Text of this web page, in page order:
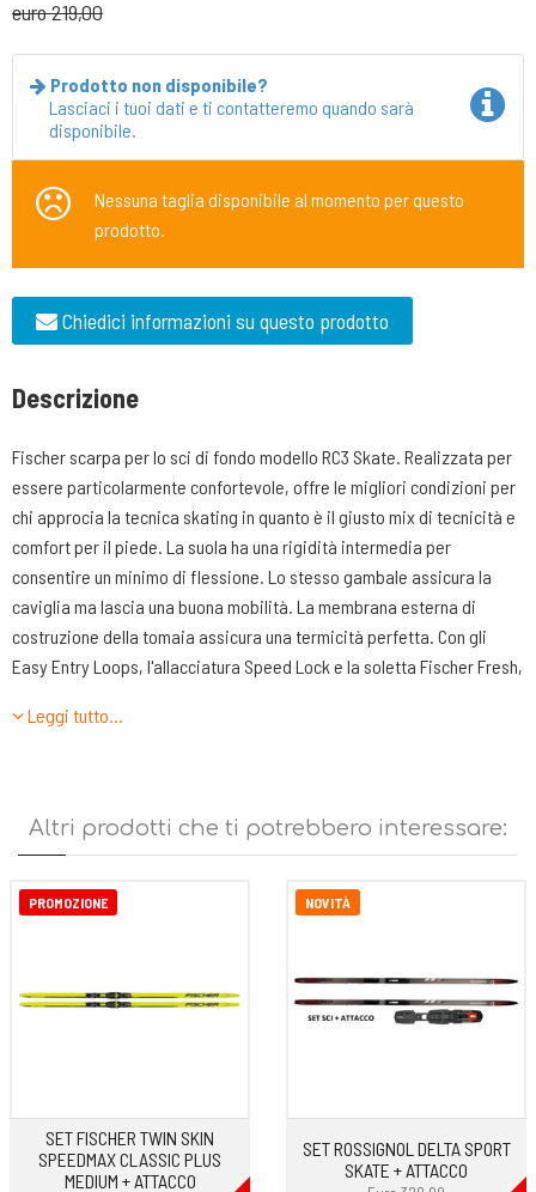
euro 219,00
Prodotto non disponibile?
Lasciaci i tuoi dati e ti contatteremo quando sarà
disponibile.
Nessuna taglia disponibile al momento per questo
prodotto.
Chiedici informazioni su questo prodotto
Descrizione
Fischer scarpa per lo sci di fondo modello RC3 Skate. Realizzata per
essere particolarmente confortevole, offre le migliori condizioni per
chi approcia la tecnica skating in quanto è il giusto mix di tecnicità e
comfort per il piede. La suola ha una rigidità intermedia per
consentire un minimo di flessione. Lo stesso gambale assicura la
caviglia ma lascia una buona mobilità. La membrana esterna di
costruzione della tomaia assicura una termicità perfetta. Con gli
Easy Entry Loops, l'allacciatura Speed Lock e la soletta Fischer Fresh,
Compatibili con attacchi Prolink®, NNN® e Turnamic®.
Leggi tutto…
Altri prodotti che ti potrebbero interessare:
PROMOZIONE
SET FISCHER TWIN SKIN
SPEEDMAX CLASSIC PLUS
MEDIUM + ATTACCO
NOVITÀ
SET ROSSIGNOL DELTA SPORT
SKATE + ATTACCO